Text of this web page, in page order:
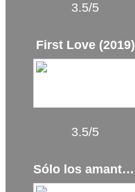
3.5/5
First Love (2019)
3.5/5
Sólo los amantes sobreviven (2023)